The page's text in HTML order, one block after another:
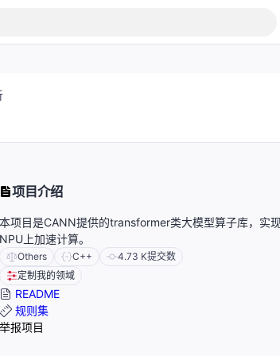
项目介绍
本项目是CANN提供的transformer类大模型算子库，实
NPU上加速计算。
Others C++ 4.73 K提交数
定制我的领域
README
规则集
举报项目